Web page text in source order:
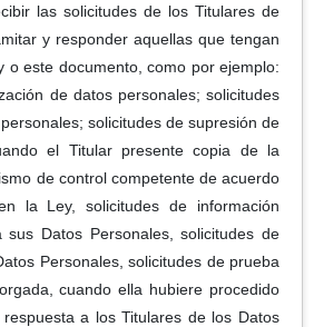
las solicitudes de los Titulares de
y responder aquellas que tengan
o este documento, como por ejemplo:
de datos personales; solicitudes
solicitudes de supresión de
el Titular presente copia de la
de control competente de acuerdo
la Ley, solicitudes de información
Datos Personales, solicitudes de
Personales, solicitudes de prueba
cuando ella hubiere procedido
a los Titulares de los Datos